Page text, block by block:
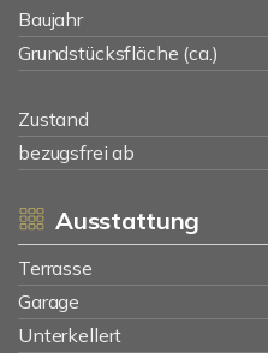
Baujahr
Grundstücksfläche (ca.)
Zustand
bezugsfrei ab
Ausstattung
Terrasse
Garage
Unterkellert